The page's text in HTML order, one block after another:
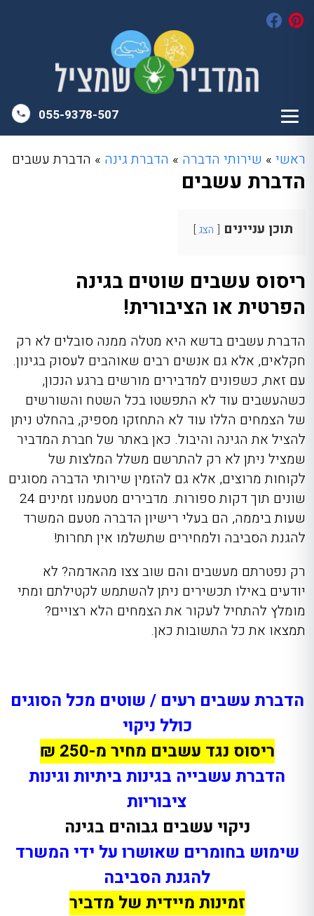
055-9378-507
ראשי » שירותי הדברה » הדברת גינה » הדברת עשבים
הדברת עשבים
תוכן עניינים הצג
ריסוס עשבים שוטים בגינה
הפרטית או הציבורית!
הדברת עשבים בדשא היא מטלה ממנה סובלים לא רק
חקלאים, אלא גם אנשים רבים שאוהבים לעסוק בגינון.
עם זאת, כשפונים למדבירים מורשים ברגע הנכון,
כשהעשבים עוד לא התפשטו בכל השטח והשורשים
של הצמחים הללו עוד לא התחזקו מספיק, בהחלט ניתן
להציל את הגינה והיבול. כאן באתר של חברת המדביר
שמציל ניתן לא רק להתרשם משלל המלצות של
לקוחות מרוצים, אלא גם להזמין שירותי הדברה מסוגים
שונים תוך דקות ספורות. מדבירים מטעמנו זמינים 24
שעות ביממה, הם בעלי רישיון הדברה מטעם המשרד
להגנת הסביבה ולמחירים שתשלמו אין תחרות!
רק נפטרתם מעשבים והם שוב צצו מהאדמה? לא
יודעים באילו תכשירים ניתן להשתמש לקטילתם ומתי
מומלץ להתחיל לעקור את הצמחים הלא רצויים?
תמצאו את כל התשובות כאן.
הדברת עשבים רעים / שוטים מכל הסוגים
כולל ניקוי
ריסוס נגד עשבים מחיר מ-250 ₪
הדברת עשבייה בגינות ביתיות וגינות
ציבוריות
ניקוי עשבים גבוהים בגינה
שימוש בחומרים שאושרו על ידי המשרד
להגנת הסביבה
זמינות מיידית של מדביר